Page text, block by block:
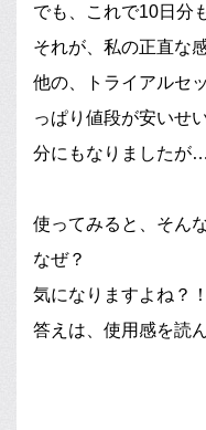
でも、これで10日分
それが、私の正直な
他の、トライアルセ
っぱり値段が安いせ
分にもなりましたが…
使ってみると、そん
なぜ？
気になりますよね？！
答えは、使用感を読